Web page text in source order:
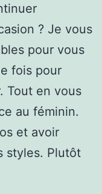
? Je vous
pour vous
fois pour
Tout en vous
au féminin.
et avoir
styles. Plutôt